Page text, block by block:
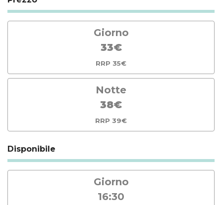
Giorno
33€
RRP 35€
Notte
38€
RRP 39€
Disponibile
Giorno
16:30